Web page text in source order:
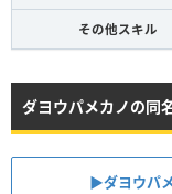
その他スキル
ダヨウパメカノの同
▶︎ダヨウパ